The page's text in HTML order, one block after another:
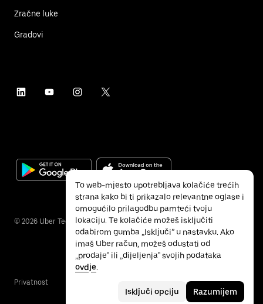
Zračne luke
Gradovi
© 2026 Uber Technologies Inc.
Privatnost
To web-mjesto upotrebljava kolačiće trećih
strana kako bi ti prikazalo relevantne oglase i
omogućilo prilagodbu pamteći tvoju
lokaciju. Te kolačiće možeš isključiti
odabirom gumba „Isključi” u nastavku. Ako
imaš Uber račun, možeš odustati od
„prodaje” ili „dijeljenja” svojih podataka
ovdje.
Isključi opciju Razumijem